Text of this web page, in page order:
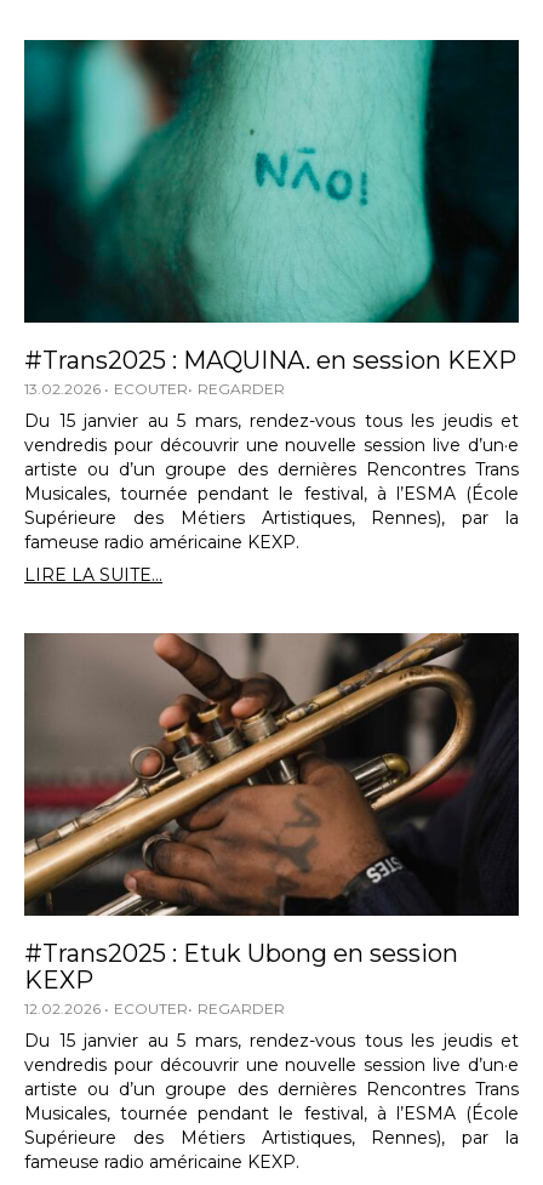
#Trans2025 : MAQUINA. en session KEXP
13.02.2026 ECOUTER REGARDER
Du 15 janvier au 5 mars, rendez-vous tous les jeudis et
vendredis pour découvrir une nouvelle session live d’un·e
artiste ou d’un groupe des dernières Rencontres Trans
Musicales, tournée pendant le festival, à l’ESMA (École
Supérieure des Métiers Artistiques, Rennes), par la
fameuse radio américaine KEXP.
LIRE LA SUITE...
#Trans2025 : Etuk Ubong en session
KEXP
12.02.2026 ECOUTER REGARDER
Du 15 janvier au 5 mars, rendez-vous tous les jeudis et
vendredis pour découvrir une nouvelle session live d’un·e
artiste ou d’un groupe des dernières Rencontres Trans
Musicales, tournée pendant le festival, à l’ESMA (École
Supérieure des Métiers Artistiques, Rennes), par la
fameuse radio américaine KEXP.